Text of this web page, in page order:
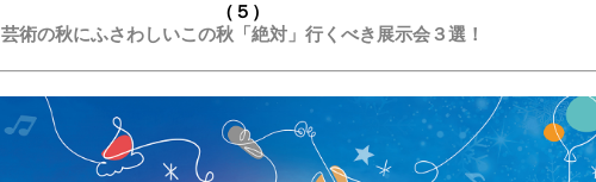
（５）
芸術の秋にふさわしいこの秋「絶対」行くべき展示会３選！